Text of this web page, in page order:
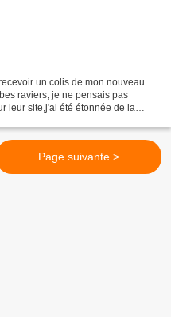
un colis de mon nouveau
raviers; je ne pensais pas
leur site,j'ai été étonnée de la
Page suivante >